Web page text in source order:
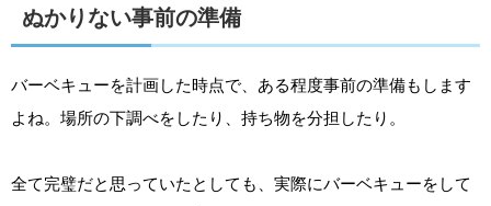
ぬかりない事前の準備
バーベキューを計画した時点で、ある程度事前の準備もします
よね。場所の下調べをしたり、持ち物を分担したり。
全て完璧だと思っていたとしても、実際にバーベキューをして